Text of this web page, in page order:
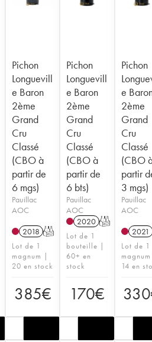
1936
1928
Pichon
Longuevill
e Baron
2ème
Grand
Cru
Classé
(CBO à
partir de
6 mgs)
Pauillac
AOC
2018 T
Lot de 1
magnum |
20 en stock
385€
Pichon
Longuevill
e Baron
2ème
Grand
Cru
Classé
(CBO à
partir de
6 bts)
Pauillac
AOC
2020 T
Lot de 1
bouteille |
60+ en
stock
170€
Pichon
e
2ème
Grand
Cru
Classé
(CBO
partir
3 mgs)
Pauillac
AOC
2021
Lot de 1
14 en
330